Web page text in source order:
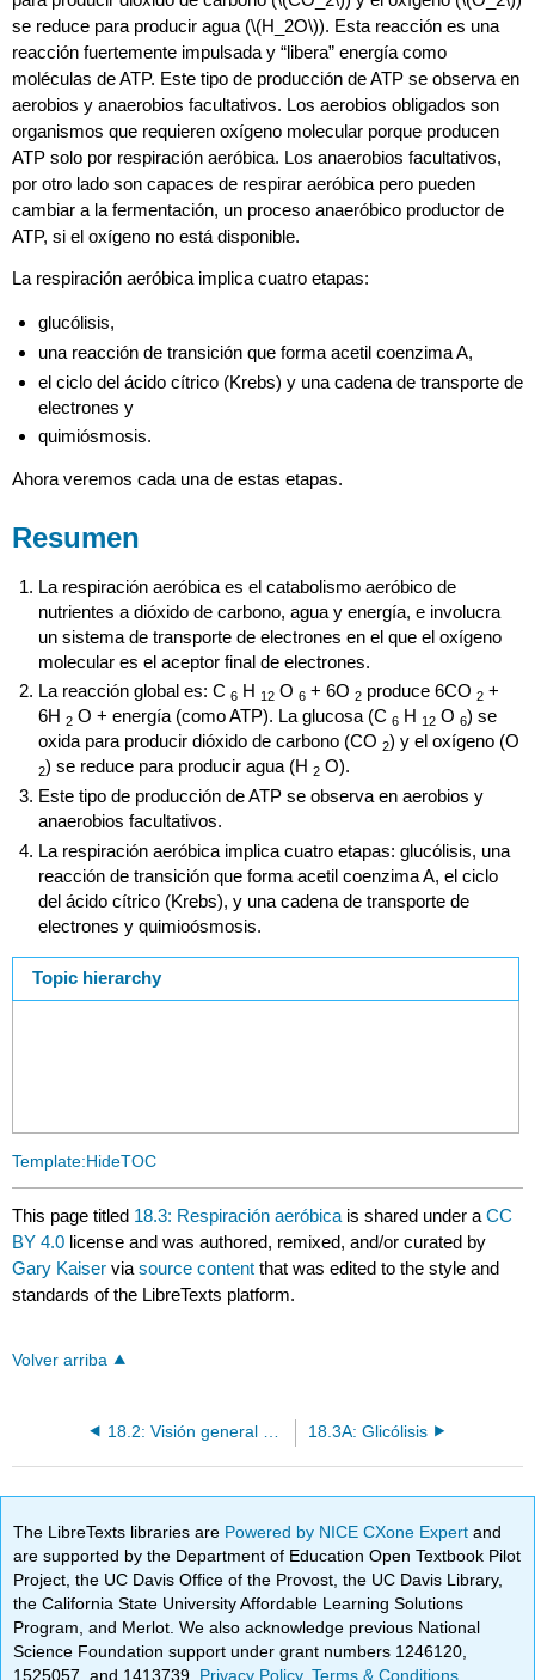
se reduce para producir agua (\(H_2O\)). Esta reacción es una
reacción fuertemente impulsada y “libera” energía como
moléculas de ATP. Este tipo de producción de ATP se observa en
aerobios y anaerobios facultativos. Los aerobios obligados son
organismos que requieren oxígeno molecular porque producen
ATP solo por respiración aeróbica. Los anaerobios facultativos,
por otro lado son capaces de respirar aeróbica pero pueden
cambiar a la fermentación, un proceso anaeróbico productor de
ATP, si el oxígeno no está disponible.
La respiración aeróbica implica cuatro etapas:
glucólisis,
una reacción de transición que forma acetil coenzima A,
el ciclo del ácido cítrico (Krebs) y una cadena de transporte de
electrones y
quimiósmosis.
Ahora veremos cada una de estas etapas.
Resumen
La respiración aeróbica es el catabolismo aeróbico de
nutrientes a dióxido de carbono, agua y energía, e involucra
un sistema de transporte de electrones en el que el oxígeno
molecular es el aceptor final de electrones.
La reacción global es: C 6H 12O 6+ 6O 2produce 6CO 2+
6H 2O + energía (como ATP). La glucosa (C 6H 12O 6) se
oxida para producir dióxido de carbono (CO 2) y el oxígeno (O
2) se reduce para producir agua (H 2O).
Este tipo de producción de ATP se observa en aerobios y
anaerobios facultativos.
La respiración aeróbica implica cuatro etapas: glucólisis, una
reacción de transición que forma acetil coenzima A, el ciclo
del ácido cítrico (Krebs), y una cadena de transporte de
electrones y quimioósmosis.
Topic hierarchy
Template:HideTOC
This page titled 18.3: Respiración aeróbica is shared under aCC
BY 4.0 license and was authored, remixed, and/or curated by
Gary Kaiser viasource content that was edited to the style and
standards of the LibreTexts platform.
Volver arriba
18.3A: Glicólisis
The LibreTexts libraries are Powered by NICE CXone Expertand
are supported by the Department of Education Open Textbook Pilot
Project, the UC Davis Office of the Provost, the UC Davis Library,
the California State University Affordable Learning Solutions
Program, and Merlot. We also acknowledge previous National
Science Foundation support under grant numbers 1246120,
1525057, and 1413739. Privacy Policy.Terms & Conditions